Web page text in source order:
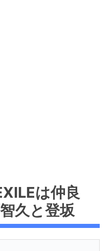
は仲良
久と登坂